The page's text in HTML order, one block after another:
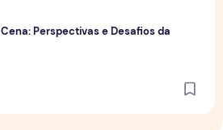
Perspectivas e Desafios da